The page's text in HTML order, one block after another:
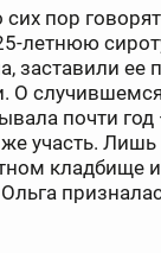
пор
летнюю
заставили ее
О
почти год
участь.
кладбище